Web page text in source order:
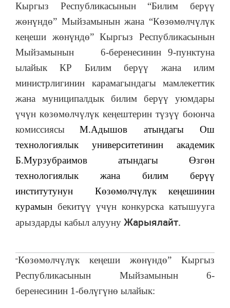
Кыргыз Республикасынын “Билим берүү
жөнүндө” Мыйзамынын жана “Көзөмөлчүлүк
кеңеши жөнүндө” Кыргыз Республикасынын
Мыйзамынын 6-беренесинин 9-пунктуна
ылайык КР Билим берүү жана илим
министрлигинин карамагындагы мамлекеттик
жана муниципалдык билим берүү уюмдары
үчүн көзөмөлчүлүк кеңештерин түзүү боюнча
комиссиясы
М.Адышов атындагы Ош
технологиялык университетинин академик
Б.Мурзубраимов атындагы Өзгөн
технологиялык жана билим берүү
институтунун
Көзөмөлчүлүк кеңешинин
курамын бекитүү үчүн конкурска катышууга
арыздарды кабыл алууну Жарыялайт.
“Көзөмөлчүлүк кеңеши жөнүндө” Кыргыз
Республикасынын Мыйзамынын 6-
беренесинин 1-бөлүгүнө ылайык: